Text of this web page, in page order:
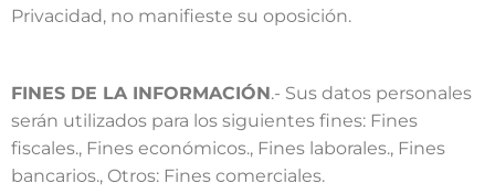
Privacidad, no manifieste su oposición.
FINES DE LA INFORMACIÓN.- Sus datos personales
serán utilizados para los siguientes fines: Fines
fiscales., Fines económicos., Fines laborales., Fines
bancarios., Otros: Fines comerciales.